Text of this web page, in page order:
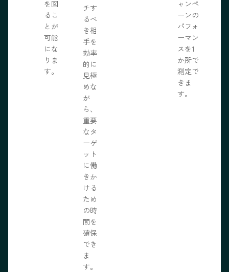
を図
るこ
とが
可能
にな
りま
す。
チす
るべ
き相
手を
効率
的に
見極
めな
が
ら、
重要
なタ
ーゲ
ット
に働
きか
ける
ため
の時
間を
確保
でき
ま
す。
ャンペ
ーンの
パフォ
ーマン
スを1
か所で
測定で
きま
す。